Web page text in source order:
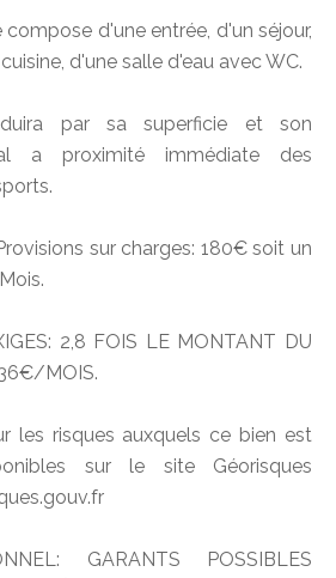
d'une entrée, d'un séjour,
d'une salle d'eau avec WC.
par sa superficie et son
a proximité immédiate des
sur charges: 180€ soit un
2,8 FOIS LE MONTANT DU
MOIS.
les risques auxquels ce bien est
sur le site Géorisques
GARANTS POSSIBLES